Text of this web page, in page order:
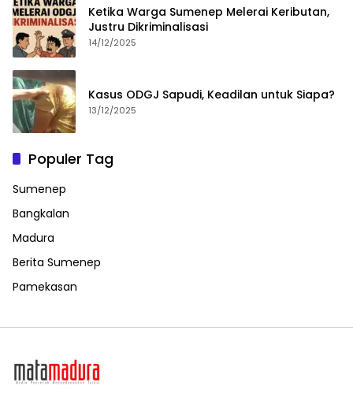
Ketika Warga Sumenep Melerai Keributan,
Justru Dikriminalisasi
14/12/2025
Kasus ODGJ Sapudi, Keadilan untuk Siapa?
13/12/2025
Populer Tag
Sumenep
Bangkalan
Madura
Berita Sumenep
Pamekasan